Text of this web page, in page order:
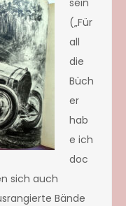
(„Für
all
die
Büch
er
hab
e ich
doc
sich auch
Bände